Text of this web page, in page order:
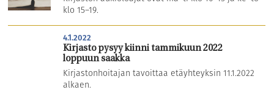
klo 15–19.
4.1.2022
Kirjasto pysyy kiinni tammikuun 2022
loppuun saakka
Kirjastonhoitajan tavoittaa etäyhteyksin 11.1.2022
alkaen.